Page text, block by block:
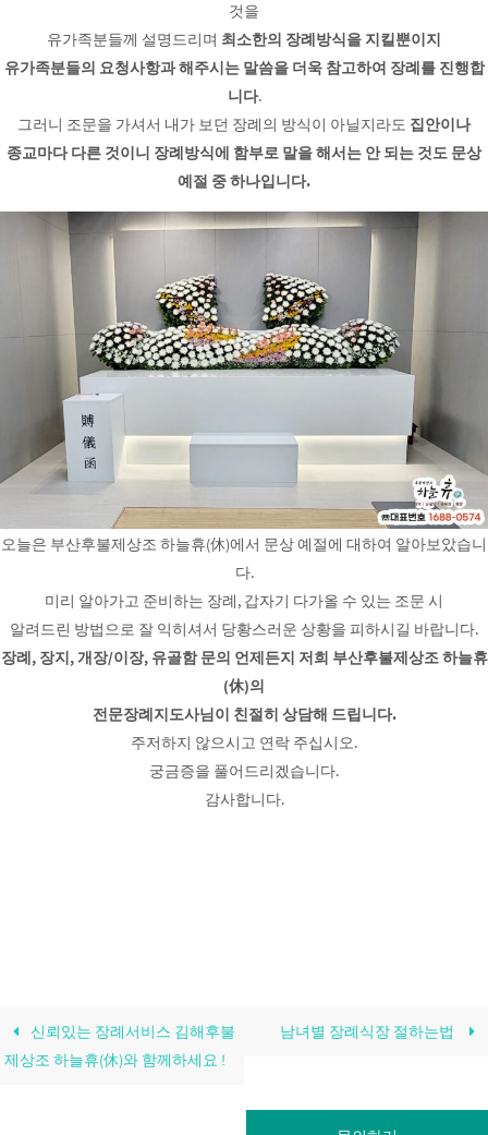
것을
유가족분들께 설명드리며 최소한의 장례방식을 지킬뿐이지
유가족분들의 요청사항과 해주시는 말씀을 더욱 참고하여 장례를 진행합
니다.
그러니 조문을 가셔서 내가 보던 장례의 방식이 아닐지라도 집안이나
종교마다 다른 것이니 장례방식에 함부로 말을 해서는 안 되는 것도 문상
예절 중 하나입니다.
오늘은 부산후불제상조 하늘휴(休)에서 문상 예절에 대하여 알아보았습니
다.
미리 알아가고 준비하는 장례, 갑자기 다가올 수 있는 조문 시
알려드린 방법으로 잘 익히셔서 당황스러운 상황을 피하시길 바랍니다.
장례, 장지, 개장/이장, 유골함 문의 언제든지 저희 부산후불제상조 하늘휴
(休)의
전문장례지도사님이 친절히 상담해 드립니다.
주저하지 않으시고 연락 주십시오.
궁금증을 풀어드리겠습니다.
감사합니다.
신뢰있는 장례서비스 김해후불
제상조 하늘휴(休)와 함께하세요 !
남녀별 장례식장 절하는법